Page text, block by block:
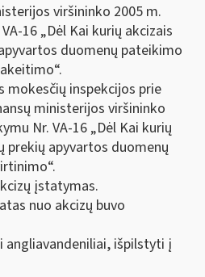
viršininko 2005 m.
16 „Dėl Kai kurių akcizais
duomenų pateikimo
mokesčių inspekcijos prie
ministerijos viršininko
Nr. VA-16 „Dėl Kai kurių
prekių apyvartos duomenų
įstatymas.
nuo akcizų buvo
angliavandeniliai, išpilstyti į